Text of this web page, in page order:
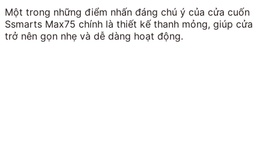
Một trong những điểm nhấn đáng chú ý của cửa cuốn
Ssmarts Max75 chính là thiết kế thanh mỏng, giúp cửa
trở nên gọn nhẹ và dễ dàng hoạt động.